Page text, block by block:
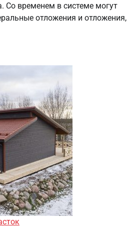
Со временем в системе могут
отложения и отложения,